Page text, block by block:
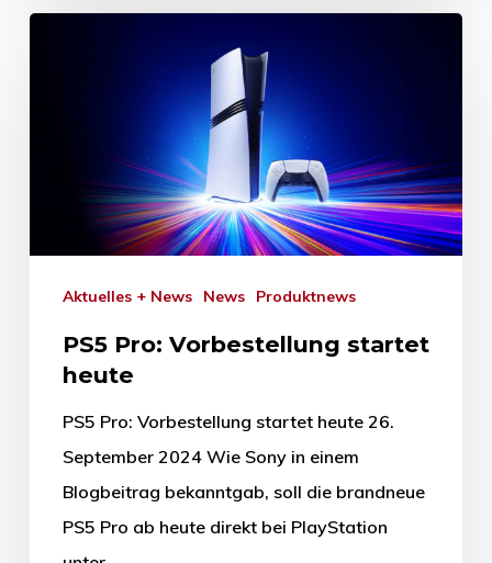
Aktuelles + News News Produktnews
PS5 Pro: Vorbestellung startet
heute
PS5 Pro: Vorbestellung startet heute 26.
September 2024 Wie Sony in einem
Blogbeitrag bekanntgab, soll die brandneue
PS5 Pro ab heute direkt bei PlayStation